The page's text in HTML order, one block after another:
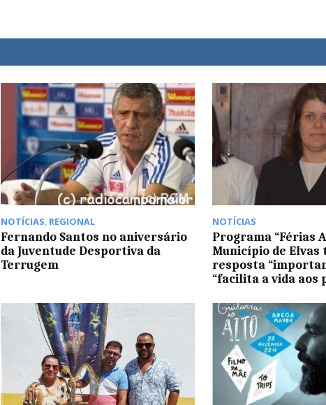
NOTÍCIAS, REGIONAL
Fernando Santos no aniversário
da Juventude Desportiva da
Terrugem
NOTÍCIAS
Programa “Férias
Município de Elvas
resposta
“facilita a vida aos